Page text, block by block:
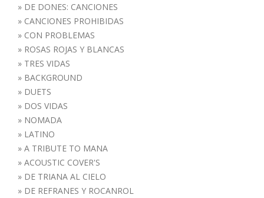
» DE DONES: CANCIONES
» CANCIONES PROHIBIDAS
» CON PROBLEMAS
» ROSAS ROJAS Y BLANCAS
» TRES VIDAS
» BACKGROUND
» DUETS
» DOS VIDAS
» NOMADA
» LATINO
» A TRIBUTE TO MANA
» ACOUSTIC COVER'S
» DE TRIANA AL CIELO
» DE REFRANES Y ROCANROL